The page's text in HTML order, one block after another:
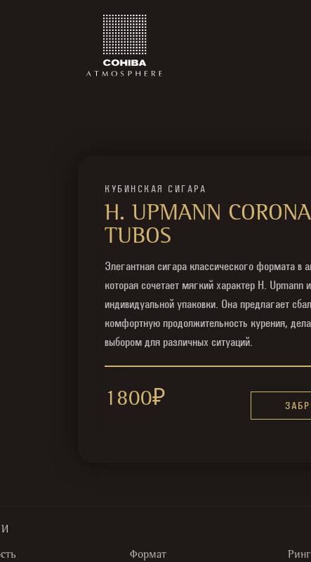
КУБИНСКАЯ СИГАРА
H. UPMANN
TUBOS
Элегантная сигара классического формата в
которая сочетает мягкий характер H. Upmann
индивидуальной упаковки. Она предлагает
комфортную продолжительность курения,
выбором для различных ситуаций.
1800₽
Формат